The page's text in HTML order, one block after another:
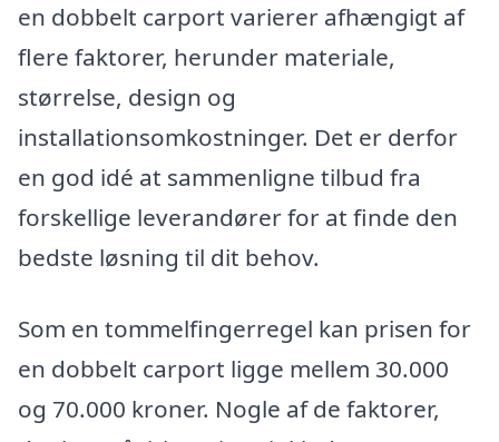
en dobbelt carport varierer afhængigt af
flere faktorer, herunder materiale,
størrelse, design og
installationsomkostninger. Det er derfor
en god idé at sammenligne tilbud fra
forskellige leverandører for at finde den
bedste løsning til dit behov.
Som en tommelfingerregel kan prisen for
en dobbelt carport ligge mellem 30.000
og 70.000 kroner. Nogle af de faktorer,